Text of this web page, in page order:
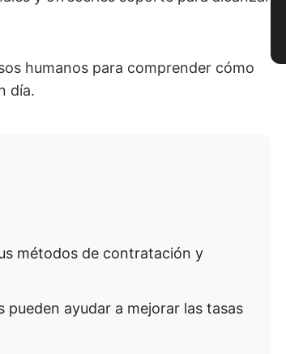
humanos para comprender cómo
día.
métodos de contratación y
ayudar a mejorar las tasas